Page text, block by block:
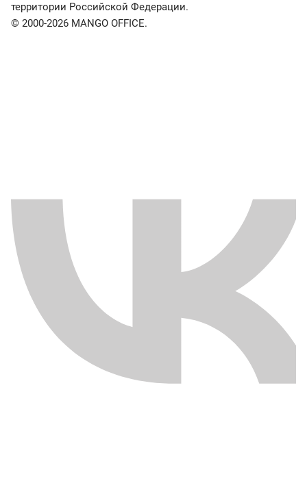
территории Российской Федерации.
© 2000-2026 MANGO OFFICE.